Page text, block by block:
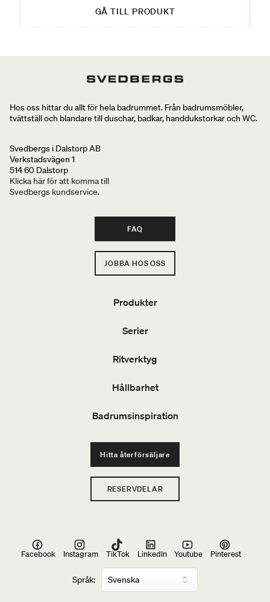
GÅ TILL PRODUKT
Hos oss hittar du allt för hela badrummet. Från badrumsmöbler,
tvättställ och blandare till duschar, badkar, handdukstorkar och WC.
Svedbergs i Dalstorp AB
Verkstadsvägen 1
514 60 Dalstorp
Klicka här för att komma till
Svedbergs kundservice.
FAQ
JOBBA HOS OSS
Produkter
Serier
Ritverktyg
Hållbarhet
Badrumsinspiration
Hitta återförsäljare
RESERVDELAR
Språk:
Facebook Instagram TikTok LinkedIn Youtube Pinterest